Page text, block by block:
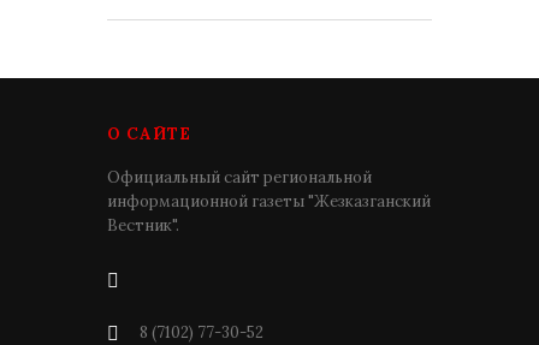
О САЙТЕ
Официальный сайт региональной
информационной газеты "Жезказганский
Вестник".
8 (7102) 77-30-52